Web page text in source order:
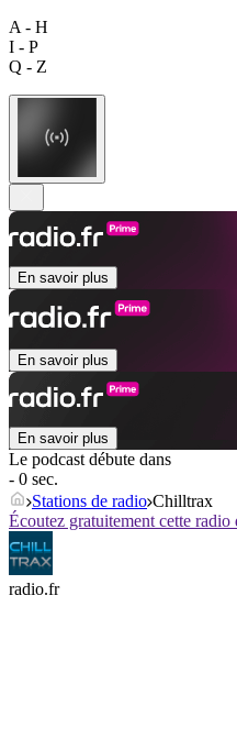
A - H
I - P
Q - Z
En savoir plus
En savoir plus
En savoir plus
Le podcast débute dans
- 0 sec.
Stations de radio Chilltrax
Écoutez gratuitement cette
radio.fr